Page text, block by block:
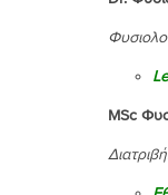
MSc
Διατριβή